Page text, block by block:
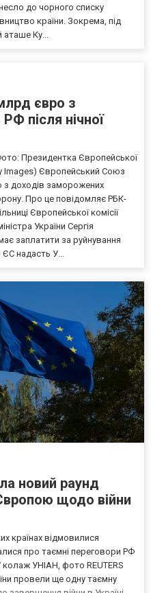
до чорного списку
країни. Зокрема, під
аташе Ку...
євро з
після нічної
Президентка Європейської
Images) Європейський Союз
з доходів заморожених
Про це повідомляє РБК-
Європейської комісії
України Сергія
заплатити за руйнування
надасть У...
новий раунд
щодо війни
країнах відмовилися
про таємні переговори РФ
УНІАН, фото REUTERS
провели ще одну таємну